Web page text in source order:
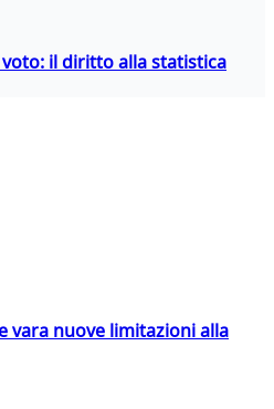
il diritto alla statistica
vara nuove limitazioni alla